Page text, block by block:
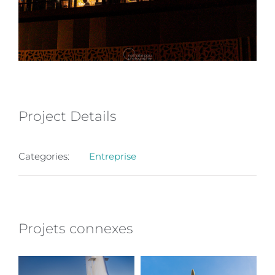
Project Details
Categories: Entreprise
Projets connexes